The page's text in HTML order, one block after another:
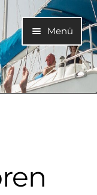
Menü